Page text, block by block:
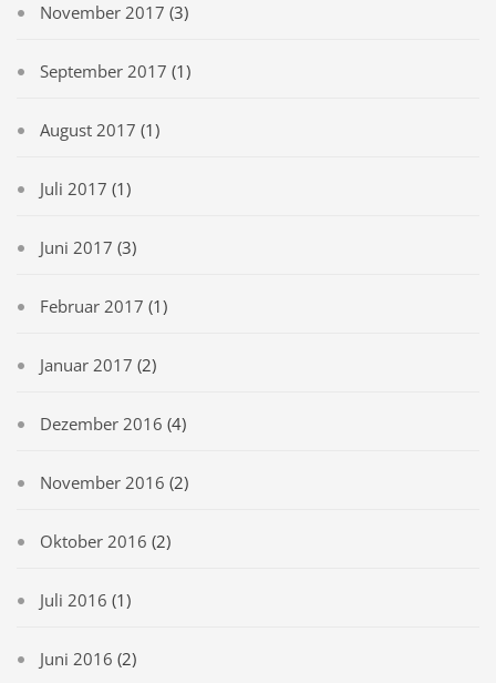
November 2017 (3)
September 2017 (1)
August 2017 (1)
Juli 2017 (1)
Juni 2017 (3)
Februar 2017 (1)
Januar 2017 (2)
Dezember 2016 (4)
November 2016 (2)
Oktober 2016 (2)
Juli 2016 (1)
Juni 2016 (2)